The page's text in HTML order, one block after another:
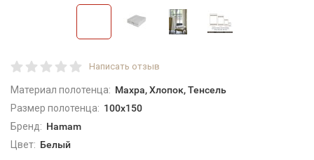
Написать отзыв
Материал полотенца: Махра, Хлопок, Тенсель
Размер полотенца: 100x150
Бренд: Hamam
Цвет: Белый